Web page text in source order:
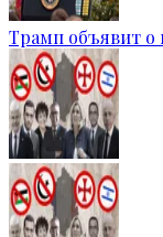
Трамп объявит о